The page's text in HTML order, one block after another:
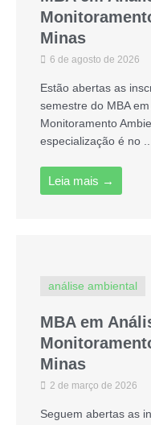
Minas
6 de agosto de 2026
Estão abertas as
semestre do MBA
Monitoramento
especialização é no
Leia mais →
análise ambiental
MBA em
Minas
2 de março de 2026
Seguem abertas as